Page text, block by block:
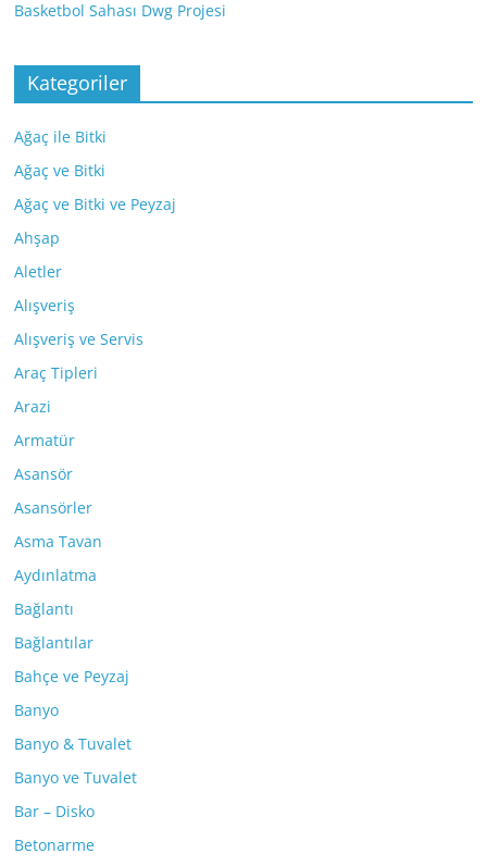
Basketbol Sahası Dwg Projesi
Kategoriler
Ağaç ile Bitki
Ağaç ve Bitki
Ağaç ve Bitki ve Peyzaj
Ahşap
Aletler
Alışveriş
Alışveriş ve Servis
Araç Tipleri
Arazi
Armatür
Asansör
Asansörler
Asma Tavan
Aydınlatma
Bağlantı
Bağlantılar
Bahçe ve Peyzaj
Banyo
Banyo & Tuvalet
Banyo ve Tuvalet
Bar – Disko
Betonarme